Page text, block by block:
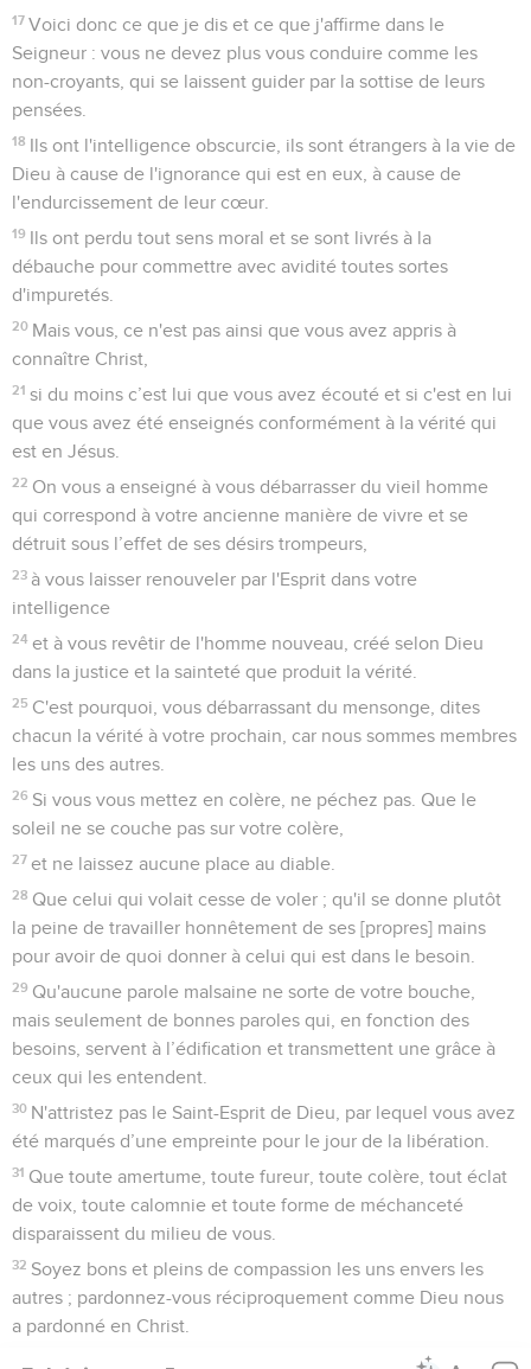
17 Voici donc ce que je dis et ce que j'affirme dans le
Seigneur : vous ne devez plus vous conduire comme les
non-croyants, qui se laissent guider par la sottise de leurs
pensées.
18 Ils ont l'intelligence obscurcie, ils sont étrangers à la vie de
Dieu à cause de l'ignorance qui est en eux, à cause de
l'endurcissement de leur cœur.
19 Ils ont perdu tout sens moral et se sont livrés à la
débauche pour commettre avec avidité toutes sortes
d'impuretés.
20 Mais vous, ce n'est pas ainsi que vous avez appris à
connaître Christ,
21 si du moins c’est lui que vous avez écouté et si c'est en lui
que vous avez été enseignés conformément à la vérité qui
est en Jésus.
22 On vous a enseigné à vous débarrasser du vieil homme
qui correspond à votre ancienne manière de vivre et se
détruit sous l’effet de ses désirs trompeurs,
23 à vous laisser renouveler par l'Esprit dans votre
intelligence
24 et à vous revêtir de l'homme nouveau, créé selon Dieu
dans la justice et la sainteté que produit la vérité.
25 C'est pourquoi, vous débarrassant du mensonge, dites
chacun la vérité à votre prochain, car nous sommes membres
les uns des autres.
26 Si vous vous mettez en colère, ne péchez pas. Que le
soleil ne se couche pas sur votre colère,
27 et ne laissez aucune place au diable.
28 Que celui qui volait cesse de voler ; qu'il se donne plutôt
la peine de travailler honnêtement de ses [propres] mains
pour avoir de quoi donner à celui qui est dans le besoin.
29 Qu'aucune parole malsaine ne sorte de votre bouche,
mais seulement de bonnes paroles qui, en fonction des
besoins, servent à l’édification et transmettent une grâce à
ceux qui les entendent.
30 N'attristez pas le Saint-Esprit de Dieu, par lequel vous avez
été marqués d’une empreinte pour le jour de la libération.
31 Que toute amertume, toute fureur, toute colère, tout éclat
de voix, toute calomnie et toute forme de méchanceté
disparaissent du milieu de vous.
32 Soyez bons et pleins de compassion les uns envers les
autres ; pardonnez-vous réciproquement comme Dieu nous
a pardonné en Christ.